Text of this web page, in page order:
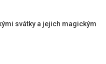
svátky a jejich magickým